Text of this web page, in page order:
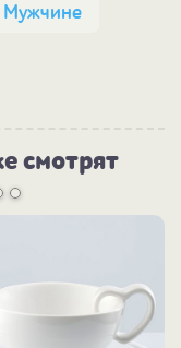
Мужчине
смотрят